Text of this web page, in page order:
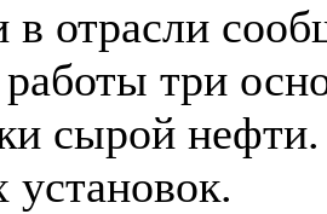
в отрасли
три
сырой